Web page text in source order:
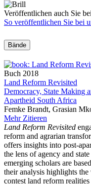
Veröffentlichen auch Sie
So veröffentlichen Sie bei
Bände
Buch 2018
Land Reform Revisited
Democracy, State Making
Apartheid South Africa
Femke Brandt, Grasian
Mehr Zitieren
Land Reform Revisited
reform and agrarian
offers insights into post-
the lens of agency and
emerging scholars are
their analysis highlights
contest land reform